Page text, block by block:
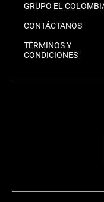
GRUPO EL
CONTÁCTANOS
TÉRMINOS Y
CONDICIONES